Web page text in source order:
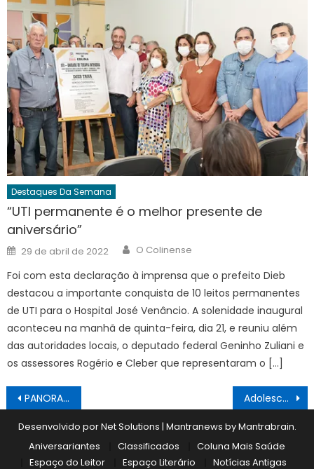
Destaques Da Semana
“UTI permanente é o melhor presente de
aniversário”
Posted
on
29 de abril de 2022 Author
O Colinense
Foi com esta declaração à imprensa que o prefeito Dieb
destacou a importante conquista de 10 leitos permanentes
de UTI para o Hospital José Venâncio. A solenidade inaugural
aconteceu na manhã de quinta-feira, dia 21, e reuniu além
das autoridades locais, o deputado federal Geninho Zuliani e
os assessores Rogério e Cleber que representaram o […]
Navegação
de
Post
PANORAMA 12/01 Adolescente, vítima mais grave de tiroteio no lago, segue internado
Desenvolvido por Net Solutions | Mantranews byMantrabrain.
Aniversariantes
Classificados
Coluna Mais Saúde
Espaço do Leitor
Espaço Literário Notícias Antigas